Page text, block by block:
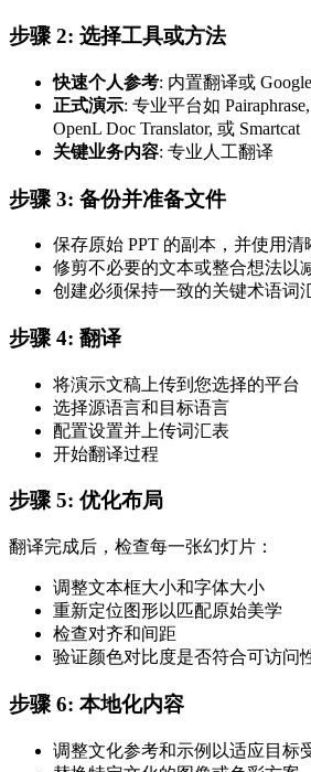
步骤 2: 选择工具或方法
快速个人参考: 内置翻译或
正式演示: 专业平台如
OpenL Doc Translator, 或 Smartcat
关键业务内容: 专业人工翻译
步骤 3: 备份并准备文件
保存原始 PPT 的副本，并使用清
修剪不必要的文本或整合想法以
创建必须保持一致的关键术语词
步骤 4: 翻译
将演示文稿上传到您选择的平台
选择源语言和目标语言
配置设置并上传词汇表
开始翻译过程
步骤 5: 优化布局
翻译完成后，检查每一张幻灯片：
调整文本框大小和字体大小
重新定位图形以匹配原始美学
检查对齐和间距
验证颜色对比度是否符合可访问
步骤 6: 本地化内容
调整文化参考和示例以适应目标